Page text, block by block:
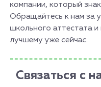
компании, который
Обращайтесь к нам за
школьного аттестата
лучшему уже сейчас.
Связаться с